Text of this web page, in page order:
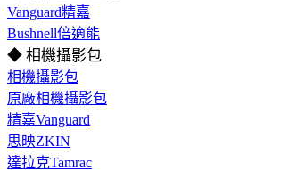
Vanguard精嘉
Bushnell倍適能
◆ 相機攝影包
相機攝影包
原廠相機攝影包
精嘉Vanguard
思映ZKIN
達拉克Tamrac